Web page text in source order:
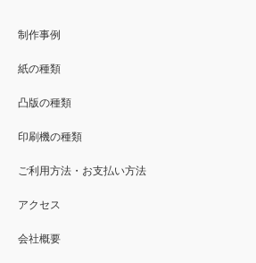
制作事例
紙の種類
凸版の種類
印刷機の種類
ご利用方法・お支払い方法
アクセス
会社概要